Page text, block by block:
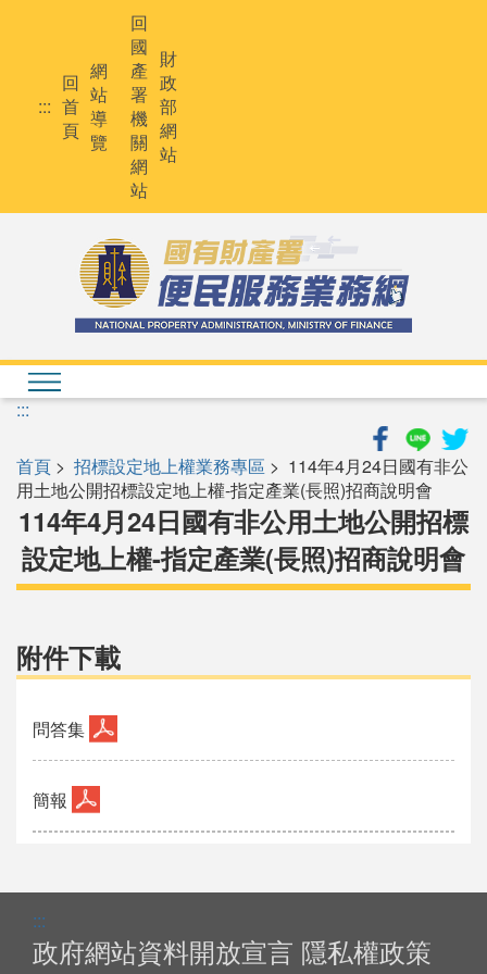
:::
回
首
頁
網
站
導
覽
回
國
產
署
機
關
網
站
財
政
部
網
站
:::
首頁 > 招標設定地上權業務專區 > 114年4月24日國有非公
用土地公開招標設定地上權-指定產業(長照)招商說明會
114年4月24日國有非公用土地公開招標
設定地上權-指定產業(長照)招商說明會
附件下載
問答集
簡報
:::
政府網站資料開放宣言 隱私權政策